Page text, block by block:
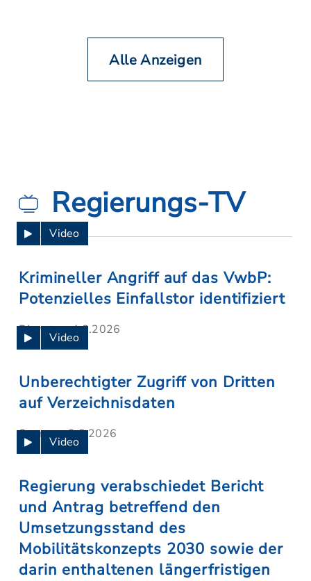
Alle Anzeigen
Regierungs-TV
Krimineller Angriff auf das VwbP:
Potenzielles Einfallstor identifiziert
Dienstag, 4.8.2026
Video
Unberechtigter Zugriff von Dritten
auf Verzeichnisdaten
Sonntag, 2.8.2026
Video
Regierung verabschiedet Bericht
und Antrag betreffend den
Umsetzungsstand des
Mobilitätskonzepts 2030 sowie der
darin enthaltenen längerfristigen
Video